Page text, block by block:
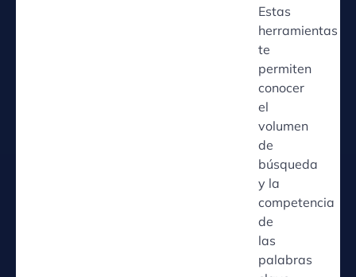
Estas
herramientas
te
permiten
conocer
el
volumen
de
búsqueda
y la
competencia
de
las
palabras